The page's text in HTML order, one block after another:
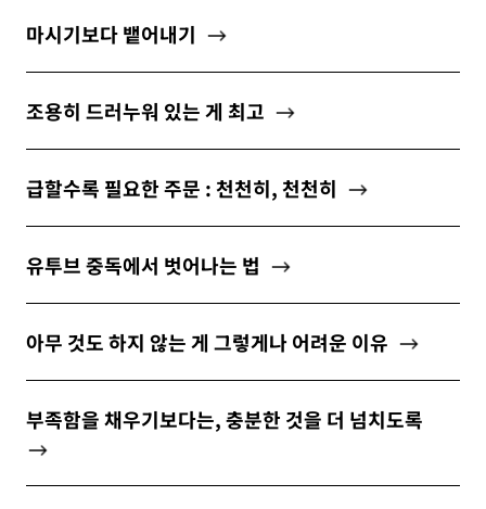
개인정보 수집 및 이용약관에 동의합니다.
구독하기
마시기보다 뱉어내기
조용히 드러누워 있는 게 최고
급할수록 필요한 주문 : 천천히, 천천히
유투브 중독에서 벗어나는 법
아무 것도 하지 않는 게 그렇게나 어려운 이유
부족함을 채우기보다는, 충분한 것을 더 넘치도록